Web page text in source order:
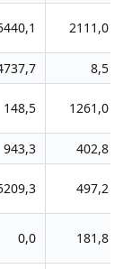
2111,0
8,5
148,5 1261,0
943,3
402,8
497,2
0,0 181,8